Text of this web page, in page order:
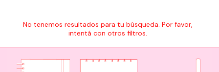
No tenemos resultados para tu búsqueda. Por favor,
intentá con otros filtros.